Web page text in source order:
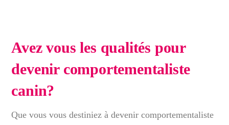
Avez vous les qualités pour
devenir comportementaliste
canin?
Que vous vous destiniez à devenir comportementaliste